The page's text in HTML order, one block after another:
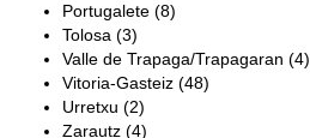
Portugalete (8)
Tolosa (3)
Valle de Trapaga/Trapagaran (4)
Vitoria-Gasteiz (48)
Urretxu (2)
Zarautz (4)